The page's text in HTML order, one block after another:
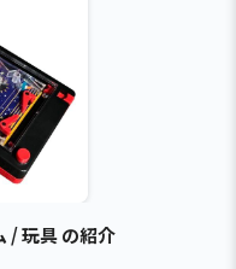
/ 玩具 の紹介